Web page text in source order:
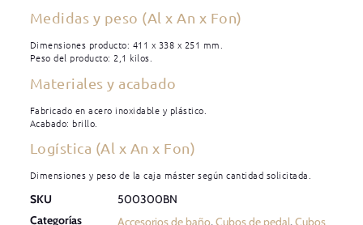
Medidas y peso (Al x An x Fon)
Dimensiones producto: 411 x 338 x 251 mm.
Peso del producto: 2,1 kilos.
Materiales y acabado
Fabricado en acero inoxidable y plástico.
Acabado: brillo.
Logística (Al x An x Fon)
Dimensiones y peso de la caja máster según cantidad solicitada.
SKU
500300BN
Categorías